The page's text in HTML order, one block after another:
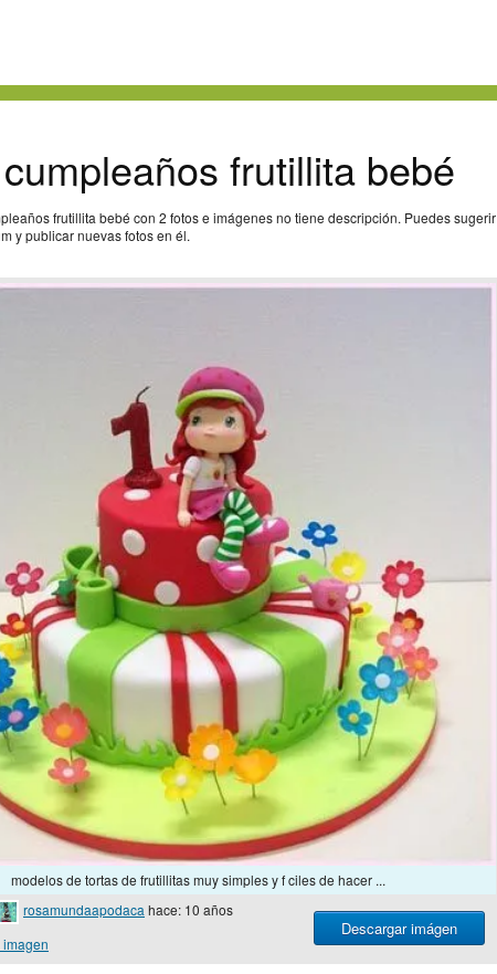
frutillita bebé
frutillita bebé con 2 fotos e imágenes no tiene descripción. Puedes sugerir
y publicar nuevas fotos en él.
modelos de tortas de frutillitas muy simples y f ciles de hacer ...
Descargar imágen
rosamundaapodaca hace: 10 años